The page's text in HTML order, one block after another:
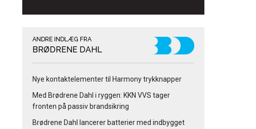
ANDRE INDLÆG FRA
BRØDRENE DAHL
Nye kontaktelementer til Harmony trykknapper
Med Brødrene Dahl i ryggen: KKN VVS tager
fronten på passiv brandsikring
Brødrene Dahl lancerer batterier med indbygget